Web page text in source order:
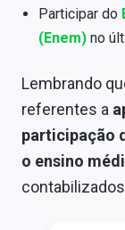
Participar do
(Enem) no
Lembrando
referentes a
participação
o ensino